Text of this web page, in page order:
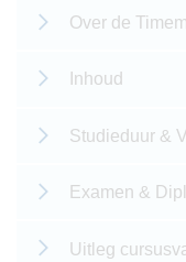
Over de
Inhoud
Studieduur &
Examen &
Uitleg